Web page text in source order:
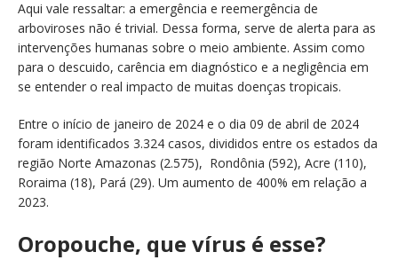
Aqui vale ressaltar: a emergência e reemergência de
arboviroses não é trivial. Dessa forma, serve de alerta para as
intervenções humanas sobre o meio ambiente. Assim como
para o descuido, carência em diagnóstico e a negligência em
se entender o real impacto de muitas doenças tropicais.
Entre o início de janeiro de 2024 e o dia 09 de abril de 2024
foram identificados 3.324 casos, divididos entre os estados da
região Norte Amazonas (2.575), Rondônia (592), Acre (110),
Roraima (18), Pará (29). Um aumento de 400% em relação a
2023.
Oropouche, que vírus é esse?